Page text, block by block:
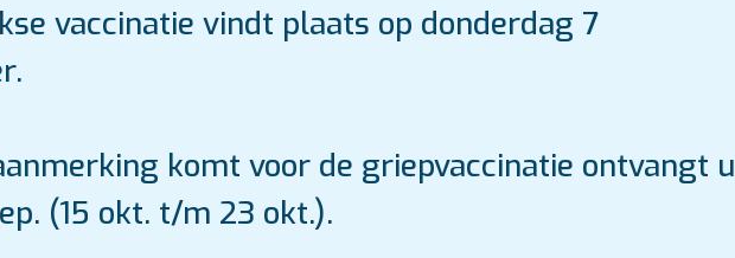
vaccinatie vindt plaats op donderdag 7
komt voor de griepvaccinatie ontvangt u
(15 okt. t/m 23 okt.).